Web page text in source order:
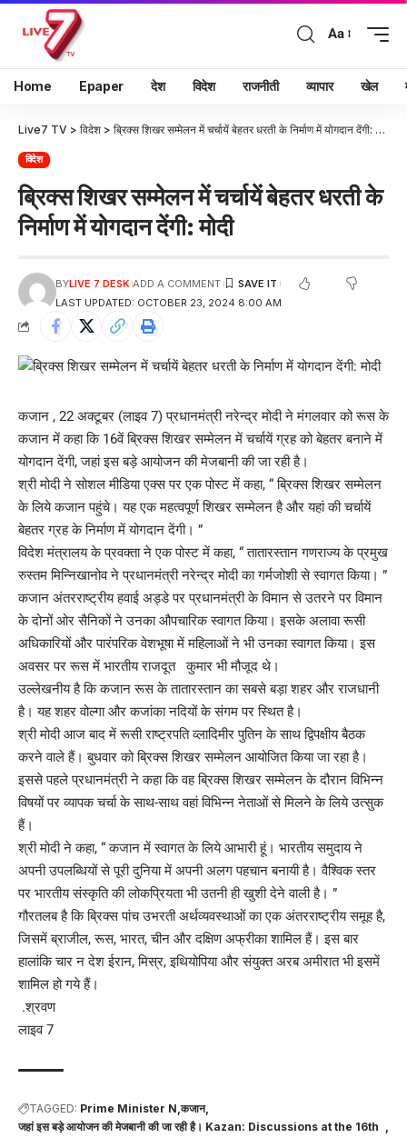
Aa
Home Epaper देश विदेश राजनीती व्यापार खेल
Live7 TV > विदेश > ब्रिक्स शिखर सम्मेलन में चर्चायें बेहतर धरती के निर्माण में योगदान देंगी: मोदी
विदेश
ब्रिक्स शिखर सम्मेलन में चर्चायें बेहतर धरती के
निर्माण में योगदान देंगी: मोदी
LAST UPDATED: OCTOBER 23, 2024 8:00 AM
BYLIVE 7 DESK ADD A COMMENT
कजान , 22 अक्टूबर (लाइव 7) प्रधानमंत्री नरेन्द्र मोदी ने मंगलवार को रूस के
कजान में कहा कि 16वें ब्रिक्स शिखर सम्मेलन में चर्चायें ग्रह को बेहतर बनाने में
योगदान देंगी, जहां इस बड़े आयोजन की मेजबानी की जा रही है।
श्री मोदी ने सोशल मीडिया एक्स पर एक पोस्ट में कहा, “ ब्रिक्स शिखर सम्मेलन
के लिये कजान पहुंचे। यह एक महत्वपूर्ण शिखर सम्मेलन है और यहां की चर्चायें
बेहतर ग्रह के निर्माण में योगदान देंगी। ”
विदेश मंत्रालय के प्रवक्ता ने एक पोस्ट में कहा, “ तातारस्तान गणराज्य के प्रमुख
रुस्तम मिन्निखानोव ने प्रधानमंत्री नरेन्द्र मोदी का गर्मजोशी से स्वागत किया। ”
कजान अंतरराष्ट्रीय हवाई अड्डे पर प्रधानमंत्री के विमान से उतरने पर विमान
के दोनों ओर सैनिकों ने उनका औपचारिक स्वागत किया। इसके अलावा रूसी
अधिकारियों और पारंपरिक वेशभूषा में महिलाओं ने भी उनका स्वागत किया। इस
अवसर पर रूस में भारतीय राजदूत कुमार भी मौजूद थे।
उल्लेखनीय है कि कजान रूस के तातारस्तान का सबसे बड़ा शहर और राजधानी
है। यह शहर वोल्गा और कजांका नदियों के संगम पर स्थित है।
श्री मोदी आज बाद में रूसी राष्ट्रपति व्लादिमीर पुतिन के साथ द्विपक्षीय बैठक
करने वाले हैं। बुधवार को ब्रिक्स शिखर सम्मेलन आयोजित किया जा रहा है।
इससे पहले प्रधानमंत्री ने कहा कि वह ब्रिक्स शिखर सम्मेलन के दौरान विभिन्न
विषयों पर व्यापक चर्चा के साथ-साथ वहां विभिन्न नेताओं से मिलने के लिये उत्सुक
हैं।
श्री मोदी ने कहा, “ कजान में स्वागत के लिये आभारी हूं। भारतीय समुदाय ने
अपनी उपलब्धियों से पूरी दुनिया में अपनी अलग पहचान बनायी है। वैश्विक स्तर
पर भारतीय संस्कृति की लोकप्रियता भी उतनी ही खुशी देने वाली है। ”
गौरतलब है कि ब्रिक्स पांच उभरती अर्थव्यवस्थाओं का एक अंतरराष्ट्रीय समूह है,
जिसमें ब्राजील, रूस, भारत, चीन और दक्षिण अफ्रीका शामिल हैं। इस बार
हालांकि चार न देश ईरान, मिस्र, इथियोपिया और संयुक्त अरब अमीरात भी इसमें
शामिल हो गये हैं।
.श्रवण
लाइव 7
TAGGED: Prime Minister N कजान
जहां इस बड़े आयोजन की मेजबानी की जा रही है। Kazan: Discussions at the 16th